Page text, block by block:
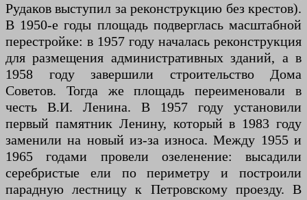
Рудаков выступил за реконструкцию без крестов).
В 1950-е годы площадь подверглась масштабной
перестройке: в 1957 году началась реконструкция
для размещения административных зданий, а в
1958 году завершили строительство Дома
Советов. Тогда же площадь переименовали в
честь В.И. Ленина. В 1957 году установили
первый памятник Ленину, который в 1983 году
заменили на новый из-за износа. Между 1955 и
1965 годами провели озеленение: высадили
серебристые ели по периметру и построили
парадную лестницу к Петровскому проезду. В